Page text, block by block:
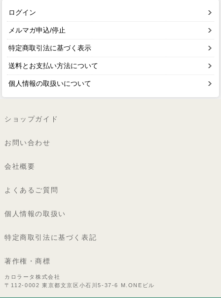
ログイン
メルマガ申込/停止
特定商取引法に基づく表示
送料とお支払い方法について
個人情報の取扱いについて
ショップガイド
お問い合わせ
会社概要
よくあるご質問
個人情報の取扱い
特定商取引法に基づく表記
著作権・商標
カロラータ株式会社
〒112-0002 東京都文京区小石川5-37-6 M.ONEビル